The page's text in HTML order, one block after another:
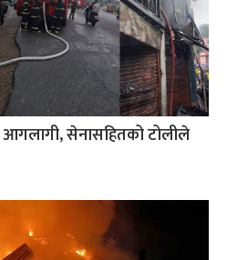
आगलागी, सेनासहितको टोलीले